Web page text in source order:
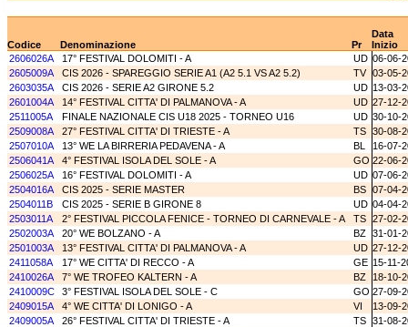
Data
Codice
Denominazione Pr
Inizio
2606026A
17° FESTIVAL DOLOMITI - A UD 06-06-
2605009A
CIS 2026 - SPAREGGIO SERIE A1 (A2 5.1 VS A2 5.2) TV 03-05-
2603035A
CIS 2026 - SERIE A2 GIRONE 5.2 UD 13-03-
2601004A
14° FESTIVAL CITTA' DI PALMANOVA - A UD 27-12-
2511005A
FINALE NAZIONALE CIS U18 2025 - TORNEO U16 UD 30-10-
2509008A
27° FESTIVAL CITTA' DI TRIESTE - A TS 30-08-
2507010A
13° WE LA BIRRERIA PEDAVENA - A BL
16-07-
2506041A
4° FESTIVAL ISOLA DEL SOLE - A GO 22-06-
2506025A
16° FESTIVAL DOLOMITI - A UD 07-06-
2504016A
CIS 2025 - SERIE MASTER BS 07-04-
2504011B
CIS 2025 - SERIE B GIRONE 8 UD 04-04-
2503011A
2° FESTIVAL PICCOLA FENICE - TORNEO DI CARNEVALE - A TS 27-02-
2502003A
20° WE BOLZANO - A BZ 31-01-
2501003A
13° FESTIVAL CITTA' DI PALMANOVA - A UD 27-12-
2411058A
17° WE CITTA' DI RECCO - A GE 15-11-
2410026A
7° WE TROFEO KALTERN - A BZ
18-10-
2410009C
3° FESTIVAL ISOLA DEL SOLE - C GO 27-09-
2409015A
4° WE CITTA' DI LONIGO - A VI
13-09-
2409005A
26° FESTIVAL CITTA' DI TRIESTE - A TS 31-08-